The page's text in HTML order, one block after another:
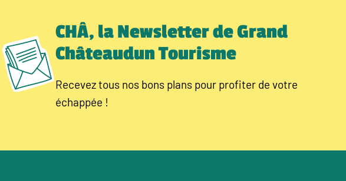
CHÂ, la Newsletter de Grand
Châteaudun Tourisme
Recevez tous nos bons plans pour profiter de votre
échappée !